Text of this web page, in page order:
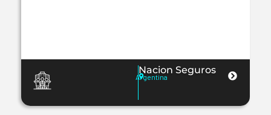
Nacion Seguros
Argentina